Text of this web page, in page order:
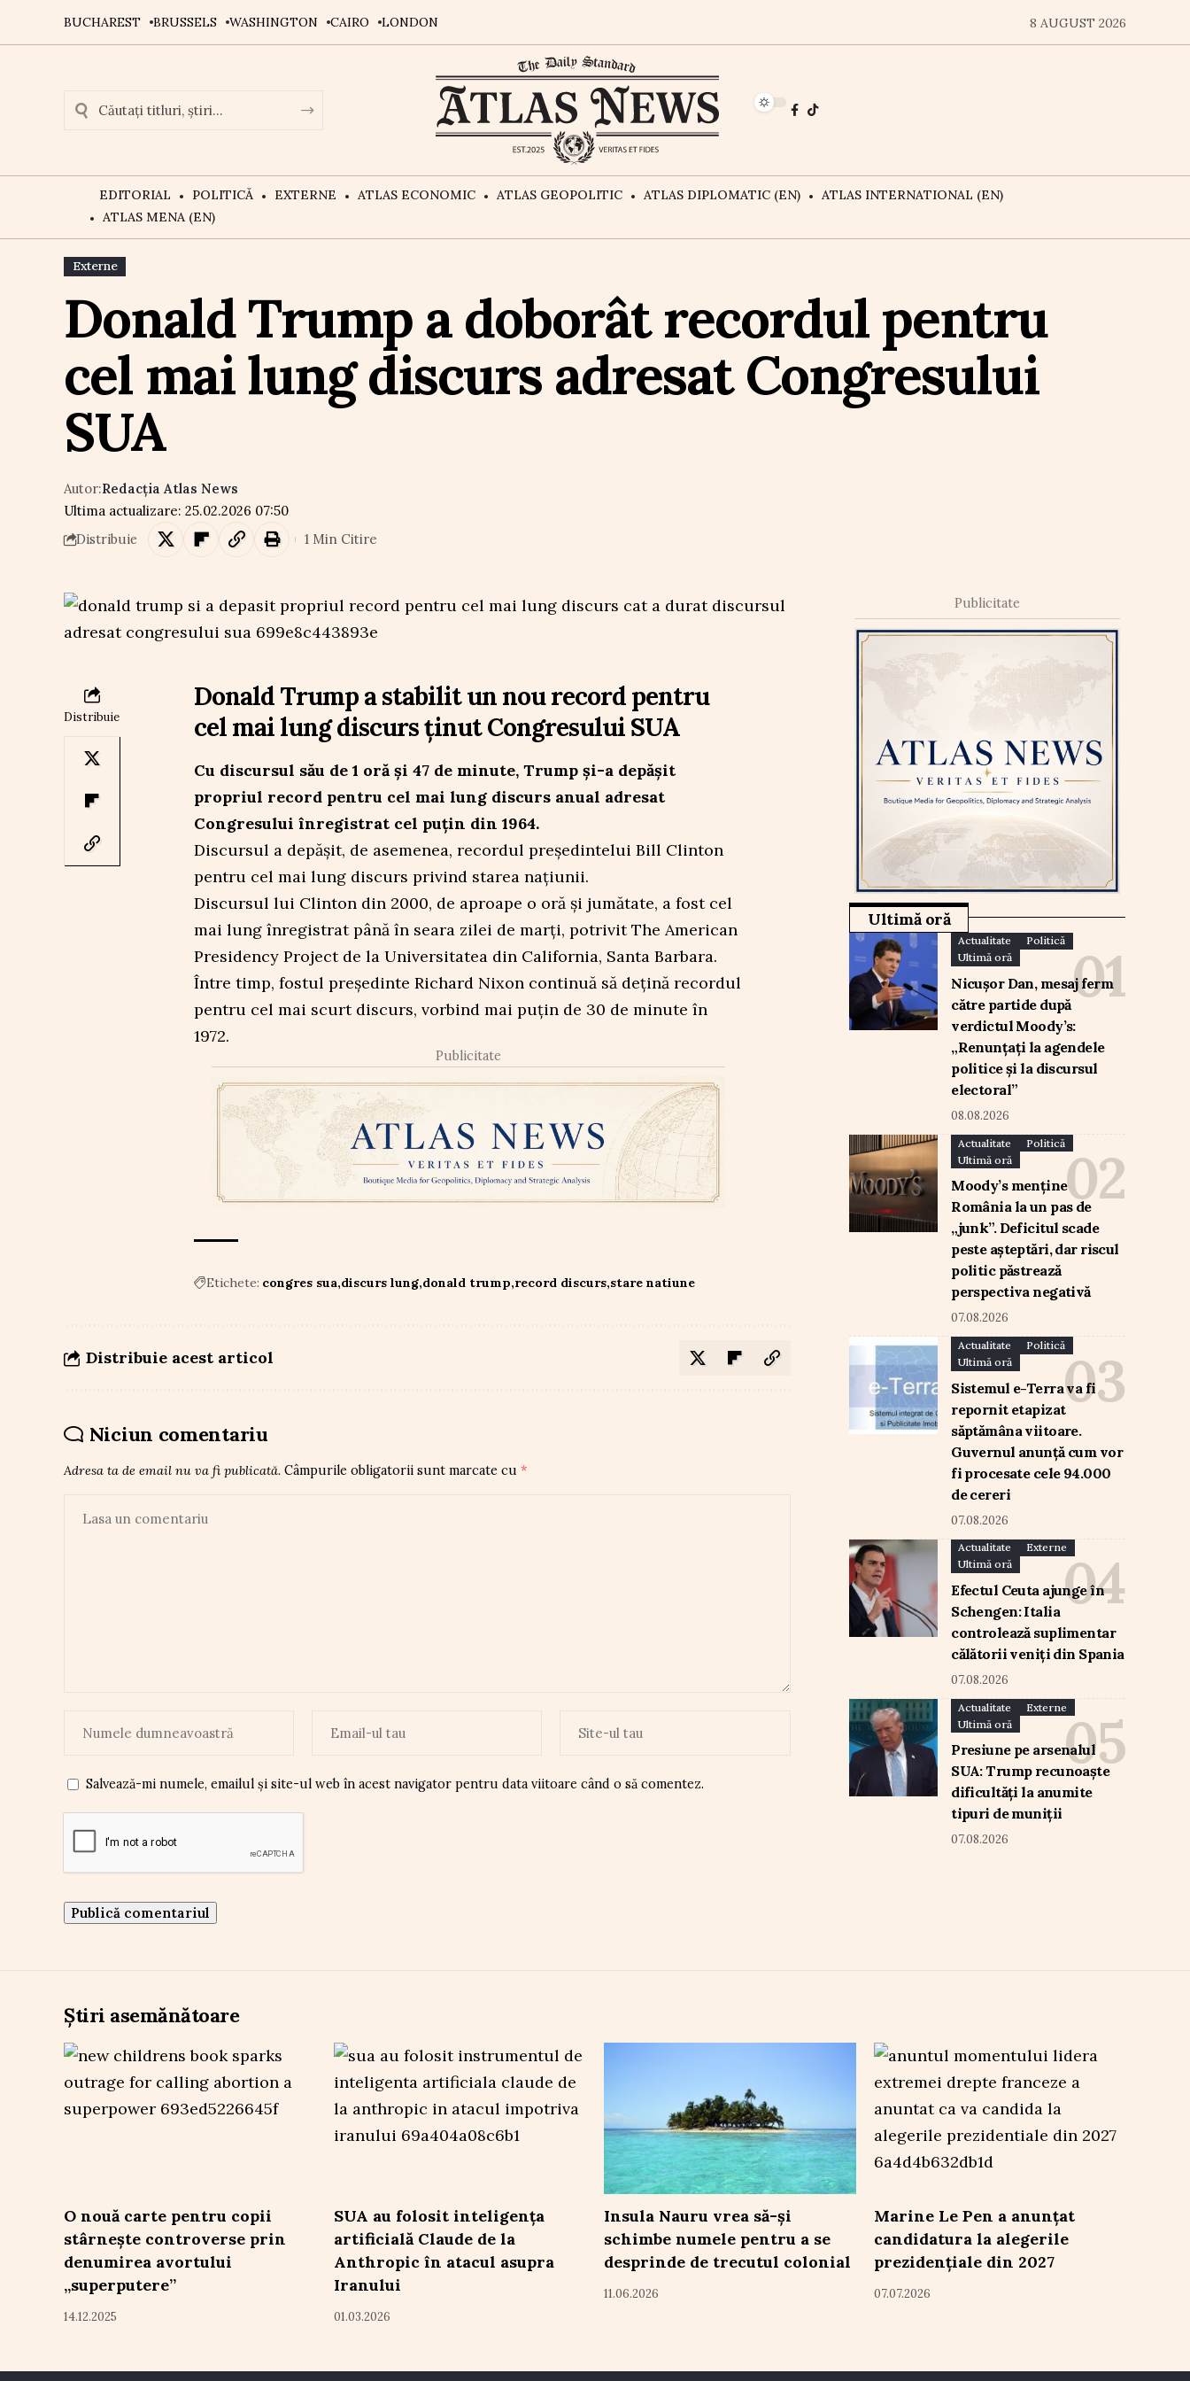
BUCHAREST BRUSSELS WASHINGTON CAIRO LONDON 8 AUGUST 2026
EDITORIAL POLITICĂ EXTERNE ATLAS ECONOMIC ATLAS GEOPOLITIC ATLAS DIPLOMATIC (EN)
ATLAS INTERNATIONAL (EN)
ATLAS MENA (EN)
Externe
Donald Trump a doborât recordul pentru
cel mai lung discurs adresat Congresului
SUA
Ultima actualizare: 25.02.2026 07:50
Autor:Redacția Atlas News
Distribuie 1 Min Citire
Distribuie
Donald Trump a stabilit un nou record pentru
cel mai lung discurs ținut Congresului SUA
Cu discursul său de 1 oră și 47 de minute, Trump și-a depășit
propriul record pentru cel mai lung discurs anual adresat
Congresului înregistrat cel puțin din 1964.
Discursul a depășit, de asemenea, recordul președintelui Bill Clinton
pentru cel mai lung discurs privind starea națiunii.
Discursul lui Clinton din 2000, de aproape o oră și jumătate, a fost cel
mai lung înregistrat până în seara zilei de marți, potrivit The American
Presidency Project de la Universitatea din California, Santa Barbara.
Între timp, fostul președinte Richard Nixon continuă să dețină recordul
pentru cel mai scurt discurs, vorbind mai puțin de 30 de minute în
1972.
Publicitate
Etichete: congres sua discurs lung donald trump record discurs stare natiune
Distribuie acest articol
Niciun comentariu
Adresa ta de email nu va fi publicată. Câmpurile obligatorii sunt marcate cu *
Salvează-mi numele, emailul și site-ul web în acest navigator pentru data viitoare când o să comentez.
Publicitate
Ultimă oră
Actualitate
Politică
Ultimă oră
Nicușor Dan, mesaj ferm
către partide după
verdictul Moody’s:
„Renunțați la agendele
politice și la discursul
electoral”
08.08.2026
Actualitate
Politică
Ultimă oră
Moody’s menține
România la un pas de
„junk”. Deficitul scade
peste așteptări, dar riscul
politic păstrează
perspectiva negativă
07.08.2026
Actualitate
Politică
Ultimă oră
Sistemul e-Terra va fi
repornit etapizat
săptămâna viitoare.
Guvernul anunță cum vor
fi procesate cele 94.000
de cereri
07.08.2026
Actualitate
Externe
Ultimă oră
Efectul Ceuta ajunge în
Schengen: Italia
controlează suplimentar
călătorii veniți din Spania
07.08.2026
Actualitate
Externe
Ultimă oră
Presiune pe arsenalul
SUA: Trump recunoaște
dificultăți la anumite
tipuri de muniții
07.08.2026
Știri asemănătoare
O nouă carte pentru copii
stârnește controverse prin
denumirea avortului
„superputere”
14.12.2025
SUA au folosit inteligența
artificială Claude de la
Anthropic în atacul asupra
Iranului
01.03.2026
Insula Nauru vrea să-și
schimbe numele pentru a se
desprinde de trecutul colonial
11.06.2026
Marine Le Pen a anunțat
candidatura la alegerile
prezidențiale din 2027
07.07.2026